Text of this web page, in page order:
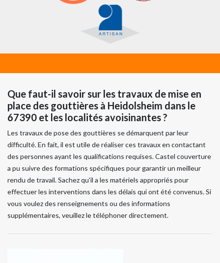
Que faut-il savoir sur les travaux de mise en
place des gouttières à Heidolsheim dans le
67390 et les localités avoisinantes ?
Les travaux de pose des gouttières se démarquent par leur
difficulté. En fait, il est utile de réaliser ces travaux en contactant
des personnes ayant les qualifications requises. Castel couverture
a pu suivre des formations spécifiques pour garantir un meilleur
rendu de travail. Sachez qu'il a les matériels appropriés pour
effectuer les interventions dans les délais qui ont été convenus. Si
vous voulez des renseignements ou des informations
supplémentaires, veuillez le téléphoner directement.